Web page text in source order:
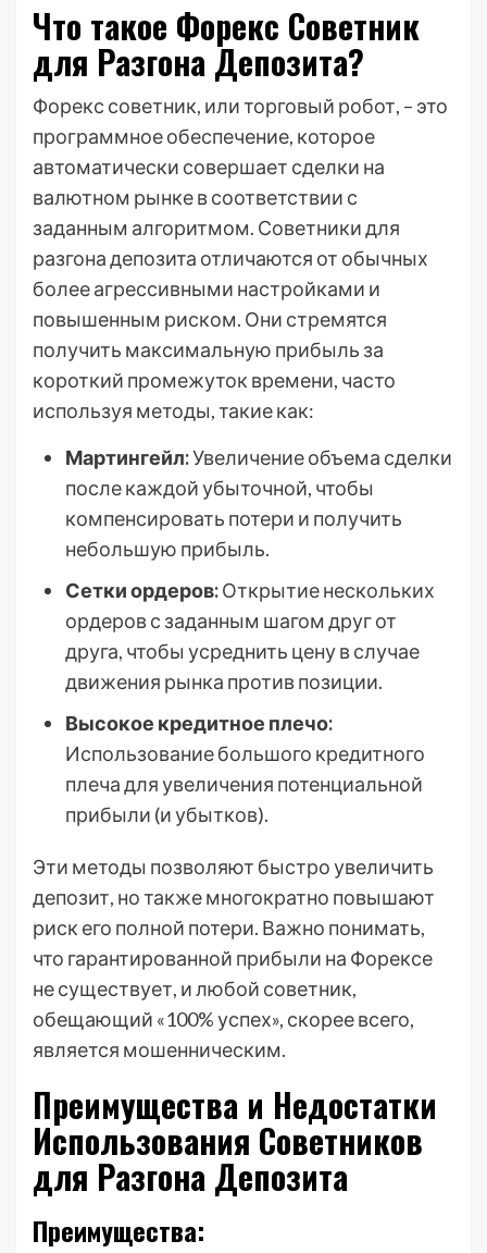
Что такое Форекс Советник
для Разгона Депозита?
Форекс советник, или торговый робот, – это
программное обеспечение, которое
автоматически совершает сделки на
валютном рынке в соответствии с
заданным алгоритмом. Советники для
разгона депозита отличаются от обычных
более агрессивными настройками и
повышенным риском. Они стремятся
получить максимальную прибыль за
короткий промежуток времени, часто
используя методы, такие как:
Мартингейл:Увеличение объема сделки
после каждой убыточной, чтобы
компенсировать потери и получить
небольшую прибыль.
Сетки ордеров:Открытие нескольких
ордеров с заданным шагом друг от
друга, чтобы усреднить цену в случае
движения рынка против позиции.
Высокое кредитное плечо:
Использование большого кредитного
плеча для увеличения потенциальной
прибыли (и убытков).
Эти методы позволяют быстро увеличить
депозит, но также многократно повышают
риск его полной потери. Важно понимать,
что гарантированной прибыли на Форексе
не существует, и любой советник,
обещающий «100% успех», скорее всего,
является мошенническим.
Преимущества и Недостатки
Использования Советников
для Разгона Депозита
Преимущества: